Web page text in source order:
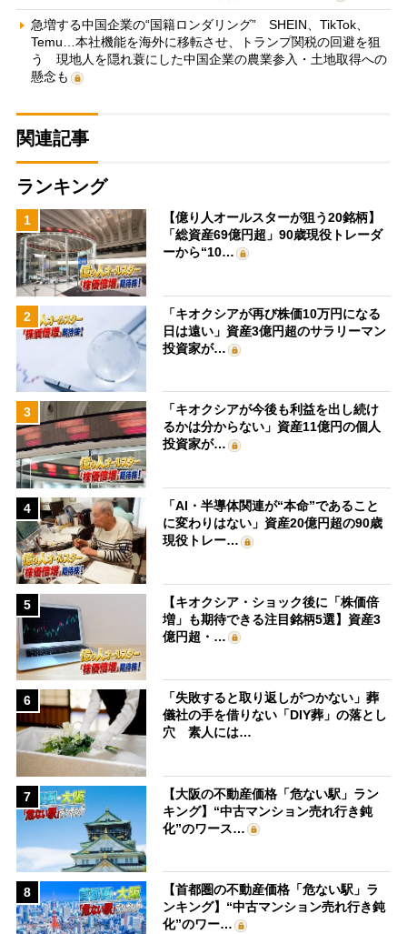
急増する中国企業の“国籍ロンダリング” SHEIN、TikTok、
Temu…本社機能を海外に移転させ、トランプ関税の回避を狙
う 現地人を隠れ蓑にした中国企業の農業参入・土地取得への
懸念も
関連記事
ランキング
1
【億り人オールスターが狙う20銘柄】
「総資産69億円超」90歳現役トレーダ
ーから“10…
2
「キオクシアが再び株価10万円になる
日は遠い」資産3億円超のサラリーマン
投資家が…
3
「キオクシアが今後も利益を出し続け
るかは分からない」資産11億円の個人
投資家が…
4
「AI・半導体関連が“本命”であること
に変わりはない」資産20億円超の90歳
現役トレー…
5
【キオクシア・ショック後に「株価倍
増」も期待できる注目銘柄5選】資産3
億円超・…
6
「失敗すると取り返しがつかない」葬
儀社の手を借りない「DIY葬」の落とし
穴 素人には…
7
【大阪の不動産価格「危ない駅」ラン
キング】“中古マンション売れ行き鈍
化”のワース…
8
【首都圏の不動産価格「危ない駅」ラ
ンキング】“中古マンション売れ行き鈍
化”のワー…